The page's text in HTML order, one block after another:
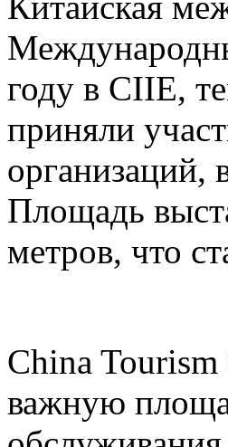
году в CIIE,
приняли
организаций,
Площадь
метров, что
China Tourism
важную